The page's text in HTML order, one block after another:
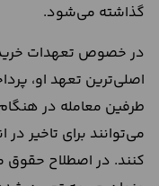
گذاشته می‌شود.
در خصوص تعهدات
اصلی‌ترین تعهد او،
طرفین معامله در
می‌توانند برای تاخیر
کنند. در اصطلاح حقوق